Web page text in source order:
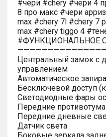
#чери #chery #чери 4
8 про макс #чери
max #chery 7l #chery 7
max #chery tiggo 4
#ФУНКЦИОНАЛЬНОЕ
Центральный замок с
управлением
Автоматическое
Бесключевой доступ
Светодиодные фары
Передние
Передние дневные
Датчик света
Боковые зеркала